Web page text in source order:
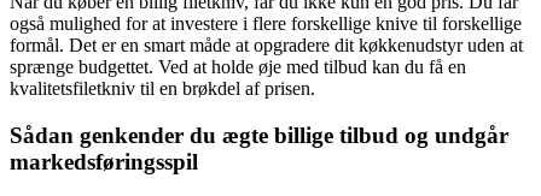
også mulighed for at investere i flere forskellige knive til forskellige
formål. Det er en smart måde at opgradere dit køkkenudstyr uden at
sprænge budgettet. Ved at holde øje med tilbud kan du få en
kvalitetsfiletkniv til en brøkdel af prisen.
Sådan genkender du ægte billige tilbud og undgår
markedsføringsspil